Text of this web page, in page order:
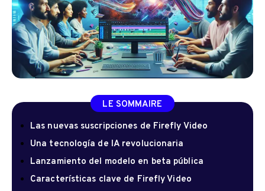
LE SOMMAIRE
Las nuevas suscripciones de Firefly Video
Una tecnología de IA revolucionaria
Lanzamiento del modelo en beta pública
Características clave de Firefly Video